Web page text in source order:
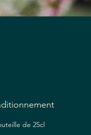
de 25cl